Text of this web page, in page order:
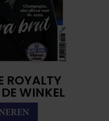
ROYALTY
WINKEL